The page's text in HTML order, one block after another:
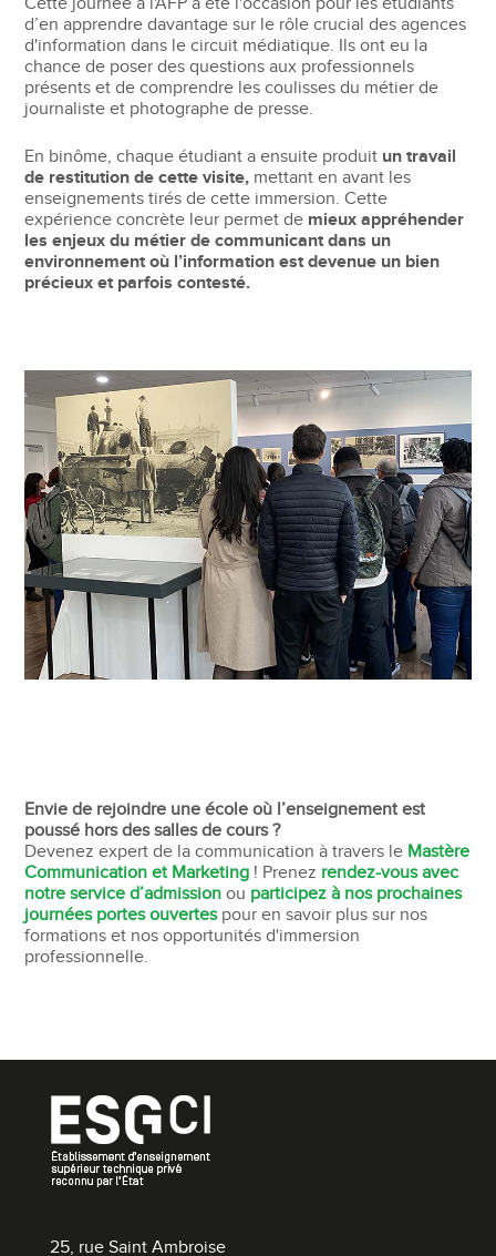
d’en apprendre davantage sur le rôle crucial des agences
d'information dans le circuit médiatique. Ils ont eu la
chance de poser des questions aux professionnels
présents et de comprendre les coulisses du métier de
journaliste et photographe de presse.
En binôme, chaque étudiant a ensuite produit un travail
de restitution de cette visite, mettant en avant les
enseignements tirés de cette immersion. Cette
expérience concrète leur permet de mieux appréhender
les enjeux du métier de communicant dans un
environnement où l’information est devenue un bien
précieux et parfois contesté.
Envie de rejoindre une école où l’enseignement est
poussé hors des salles de cours ?
Devenez expert de la communication à travers le Mastère
Communication et Marketing ! Prenez rendez-vous avec
notre service d’admission ou participez à nos prochaines
journées portes ouvertespour en savoir plus sur nos
formations et nos opportunités d'immersion
professionnelle.
25, rue Saint Ambroise